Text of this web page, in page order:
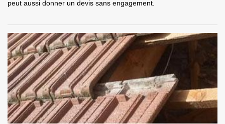
peut aussi donner un devis sans engagement.